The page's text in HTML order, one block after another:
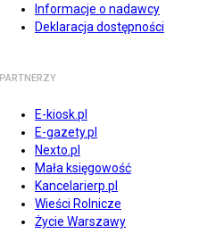
Informacje o nadawcy
Deklaracja dostępności
PARTNERZY
E-kiosk.pl
E-gazety.pl
Nexto.pl
Mała księgowość
Kancelarierp.pl
Wieści Rolnicze
Życie Warszawy